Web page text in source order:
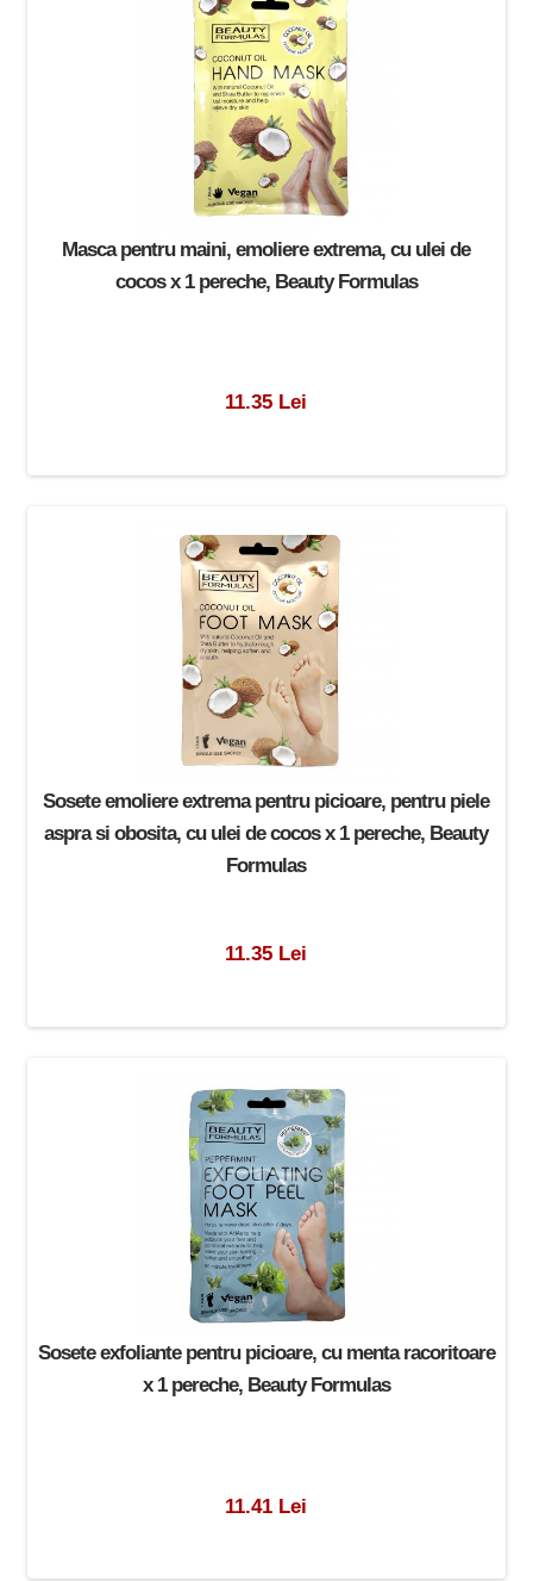
Masca pentru maini, emoliere extrema, cu ulei de
cocos x 1 pereche, Beauty Formulas
11.35 Lei
Sosete emoliere extrema pentru picioare, pentru piele
aspra si obosita, cu ulei de cocos x 1 pereche, Beauty
Formulas
11.35 Lei
Sosete exfoliante pentru picioare, cu menta racoritoare
x 1 pereche, Beauty Formulas
11.41 Lei